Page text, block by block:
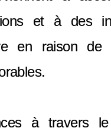
et à des
en raison de
à travers